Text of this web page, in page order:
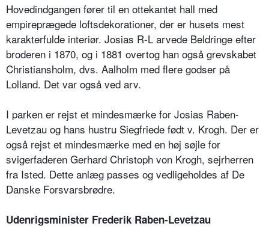
Hovedindgangen fører til en ottekantet hall med
empireprægede loftsdekorationer, der er husets mest
karakterfulde interiør. Josias R-L arvede Beldringe efter
broderen i 1870, og i 1881 overtog han også grevskabet
Christiansholm, dvs. Aalholm med flere godser på
Lolland. Det var også ved arv.
I parken er rejst et mindesmærke for Josias Raben-
Levetzau og hans hustru Siegfriede født v. Krogh. Der er
også rejst et mindesmærke med en høj søjle for
svigerfaderen Gerhard Christoph von Krogh, sejrherren
fra Isted. Dette anlæg passes og vedligeholdes af De
Danske Forsvarsbrødre.
Udenrigsminister Frederik Raben-Levetzau